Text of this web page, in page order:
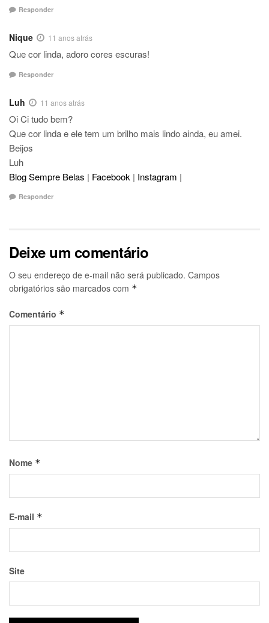
Responder
Nique 11 anos atrás
Que cor linda, adoro cores escuras!
Responder
Luh 11 anos atrás
Oi Ci tudo bem?
Que cor linda e ele tem um brilho mais lindo ainda, eu amei.
Beijos
Luh
Blog Sempre Belas | Facebook | Instagram |
Responder
Deixe um comentário
O seu endereço de e-mail não será publicado. Campos
obrigatórios são marcados com *
Comentário *
Nome *
E-mail *
Site